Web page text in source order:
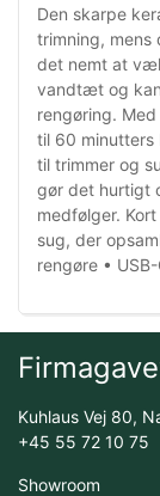
Den skarpe
trimning, mens
det nemt at
vandtæt og
rengøring.
til 60 minutters
til trimmer og
gør det hurtigt
medfølger.
sug, der
rengøre •
Kuhlaus Vej 80,
+45 55 72 10 75
Showroom